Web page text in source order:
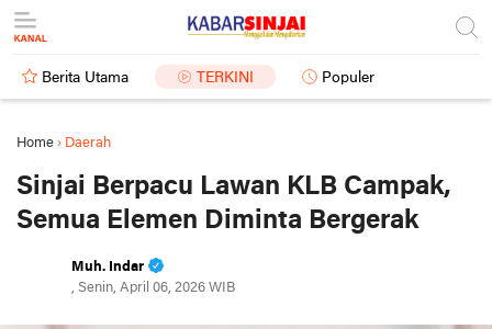
Berita Utama TERKINI Populer
Home › Daerah
Sinjai Berpacu Lawan KLB Campak,
Semua Elemen Diminta Bergerak
Muh. Indar
, Senin, April 06, 2026 WIB